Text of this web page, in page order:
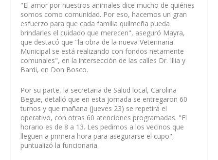
"El amor por nuestros animales dice mucho de quiénes
somos como comunidad. Por eso, hacemos un gran
esfuerzo para que cada familia quilmeña pueda
brindarles el cuidado que merecen", aseguró Mayra,
que destacó que "la obra de la nueva Veterinaria
Municipal se está realizando con fondos netamente
comunales", en la intersección de las calles Dr. Illia y
Bardi, en Don Bosco.
Por su parte, la secretaria de Salud local, Carolina
Begue, detalló que en esta jornada se entregaron 60
turnos y que mañana (jueves 23) se repetirá el
operativo, con otras 60 atenciones programadas. "El
horario es de 8 a 13. Les pedimos a los vecinos que
lleguen a primera hora para asegurarse el cupo",
puntualizó la funcionaria.